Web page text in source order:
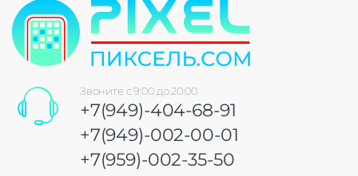
Звоните с 9:00 до 20:00
+7(949)-404-68-91
+7(949)-002-00-01
+7(959)-002-35-50